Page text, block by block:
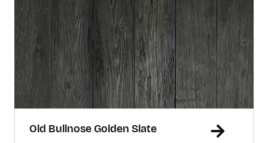
Old Bullnose Golden Slate